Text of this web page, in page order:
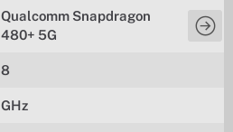
Qualcomm Snapdragon
480+ 5G
8
GHz